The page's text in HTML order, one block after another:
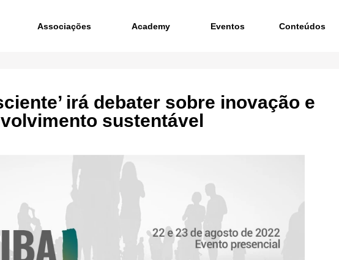
Associações Academy Eventos Conteúdos
irá debater sobre inovação e
sustentável